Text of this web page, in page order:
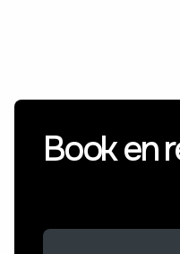
Book en